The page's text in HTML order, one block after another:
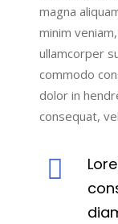
magna
minim
ullamcorper
commodo
dolor in
consequat,